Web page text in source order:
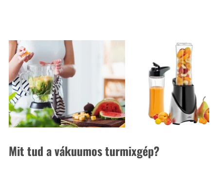
Mit tud a vákuumos turmixgép?